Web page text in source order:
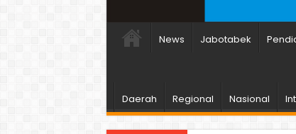
News Jabotabek
Daerah Regional Nasional